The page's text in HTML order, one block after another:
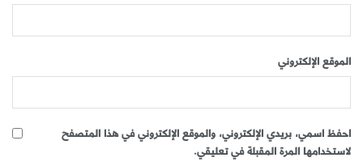
الموقع الإلكتروني
احفظ اسمي، بريدي الإلكتروني، والموقع الإلكتروني في هذا المتصفح
لاستخدامها المرة المقبلة في تعليقي.